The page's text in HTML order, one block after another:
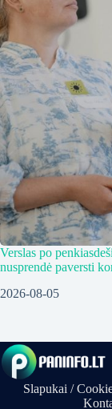
Verslas po
nusprendė paversti
2026-08-05
Slapukai /